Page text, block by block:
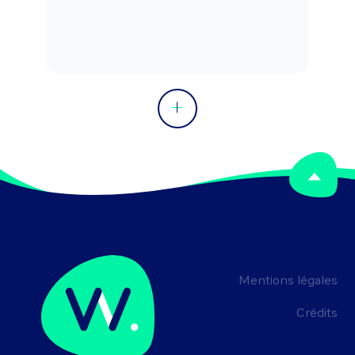
Mentions légales
Crédits